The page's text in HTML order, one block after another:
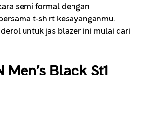
semi formal dengan
t-shirt kesayanganmu.
untuk jas blazer ini mulai dari
Men’s Black St1